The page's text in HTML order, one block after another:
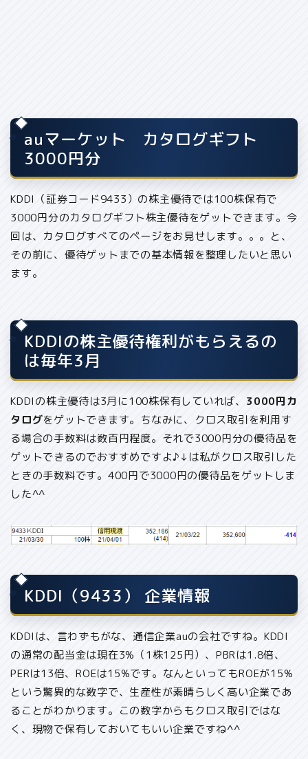
auマーケット カタログギフト
3000円分
KDDI（証券コード9433）の株主優待では100株保有で
3000円分のカタログギフト株主優待をゲットできます。今
回は、カタログすべてのページをお見せします。。。と、
その前に、優待ゲットまでの基本情報を整理したいと思い
ます。
KDDIの株主優待権利がもらえるの
は毎年3月
KDDIの株主優待は3月に100株保有していれば、 3000円カ
タログをゲットできます。ちなみに、 クロス取引を利用す
る場合の手数料は数百円程度。それで3000円分の優待品を
ゲットできるのでおすすめですよ♪↓は私がクロス取引した
ときの手数料です。400円で3000円の優待品をゲットしま
した^^
KDDI（9433） 企業情報
KDDIは、言わずもがな、通信企業auの会社ですね。KDDI
の通常の配当金は現在3%（1株125円）、PBRは1.8倍、
PERは13倍、ROEは15%です。なんといってもROEが15%
という驚異的な数字で、 生産性が素晴らしく高い企業であ
ることがわかります。この数字からもクロス取引ではな
く、現物で保有しておいてもいい企業ですね^^